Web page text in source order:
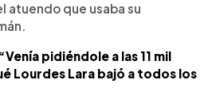
atuendo que usaba su
pidiéndole a las 11 mil
Lourdes Lara bajó a todos los